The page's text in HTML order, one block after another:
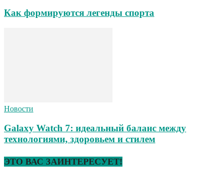
Как формируются легенды спорта
Новости
Galaxy Watch 7: идеальный баланс между
технологиями, здоровьем и стилем
ЭТО ВАС ЗАИНТЕРЕСУЕТ!